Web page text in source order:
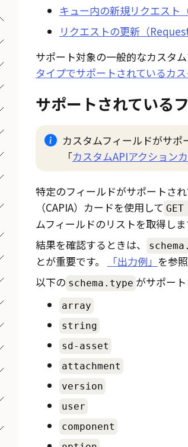
キュー内の新規リクエスト
リクエストの更新（
サポート対象の一般的なカスタ
タイプでサポートされているカ
サポートされている
カスタムフィールドがサ
「カスタムAPIアクション
特定のフィールドがサポートさ
（CAPIA）カードを使用して
ムフィールドのリストを取得し
結果を確認するときは、
とが重要です。
「出力例」 を参
以下の schema.type がサポート
array
string
sd-asset
attachment
version
user
component